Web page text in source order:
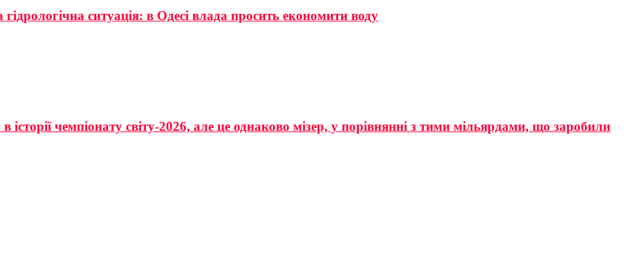
ситуація: в Одесі влада просить економити воду
історії чемпіонату світу-2026, але це однаково мізер, у порівнянні з тими мільярдами, що заробили